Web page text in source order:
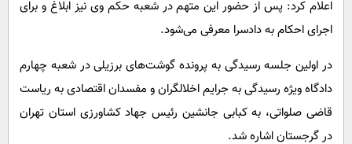
اعلام کرد: پس از حضور این متهم در شعبه حکم وی نیز ابلاغ و برای
اجرای احکام به دادسرا معرفی می‌شود.
در اولین جلسه رسیدگی به پرونده گوشت‌های برزیلی در شعبه چهارم
دادگاه ویژه رسیدگی به جرایم اخلالگران و مفسدان اقتصادی به ریاست
قاضی صلواتی، به کبابی جانشین رئیس جهاد کشاورزی استان تهران
در گرجستان اشاره شد.